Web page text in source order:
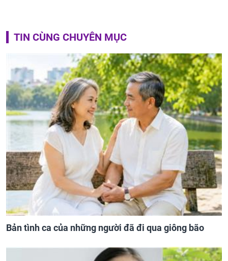
TIN CÙNG CHUYÊN MỤC
Bản tình ca của những người đã đi qua giông bão